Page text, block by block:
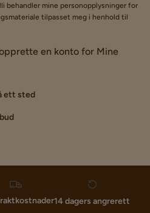
behandler mine personopplysninger for
tilpasset meg i henhold til
en konto for Mine
ett sted
14 dagers angrerett